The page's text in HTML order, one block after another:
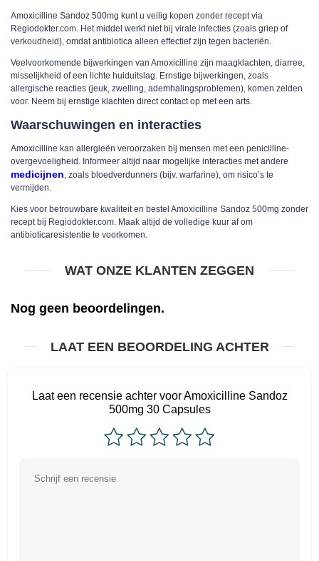
Amoxicilline Sandoz 500mg kunt u veilig kopen zonder recept via
Regiodokter.com. Het middel werkt niet bij virale infecties (zoals griep of
verkoudheid), omdat antibiotica alleen effectief zijn tegen bacteriën.
Veelvoorkomende bijwerkingen van Amoxicilline zijn maagklachten, diarree,
misselijkheid of een lichte huiduitslag. Ernstige bijwerkingen, zoals
allergische reacties (jeuk, zwelling, ademhalingsproblemen), komen zelden
voor. Neem bij ernstige klachten direct contact op met een arts.
Waarschuwingen en interacties
Amoxicilline kan allergieën veroorzaken bij mensen met een penicilline-
overgevoeligheid. Informeer altijd naar mogelijke interacties met andere
medicijnen, zoals bloedverdunners (bijv. warfarine), om risico’s te
vermijden.
Kies voor betrouwbare kwaliteit en bestel Amoxicilline Sandoz 500mg zonder
recept bij Regiodokter.com. Maak altijd de volledige kuur af om
antibioticaresistentie te voorkomen.
WAT ONZE KLANTEN ZEGGEN
Nog geen beoordelingen.
LAAT EEN BEOORDELING ACHTER
Laat een recensie achter voor Amoxicilline Sandoz
500mg 30 Capsules